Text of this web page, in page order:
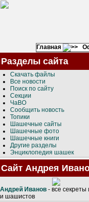
Главная
Разделы сайта
Скачать файлы
Все новости
Поиск по сайту
Секции
ЧаВО
Сообщить новость
Топики
Шашечные сайты
Шашечные фото
Шашечные книги
Другие разделы
Энциклопедия шашек
Сайт Андрея
Андрей Иванов - все
и шашистов